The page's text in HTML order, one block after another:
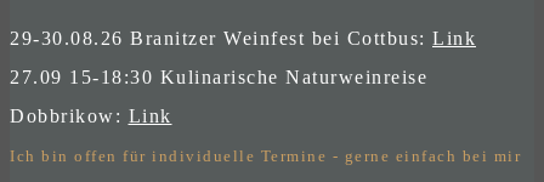
29-30.08.26 Branitzer Weinfest bei Cottbus: Link
27.09 15-18:30 Kulinarische Naturweinreise
Dobbrikow: Link
Ich bin offen für individuelle Termine - gerne einfach bei mir